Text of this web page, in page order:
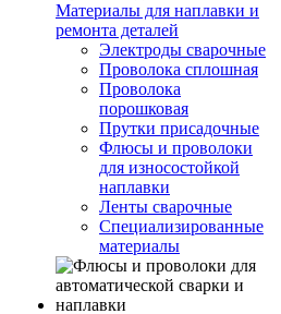
Материалы для наплавки и
ремонта деталей
Электроды сварочные
Проволока сплошная
Проволока
порошковая
Прутки присадочные
Флюсы и проволоки
для износостойкой
наплавки
Ленты сварочные
Специализированные
материалы